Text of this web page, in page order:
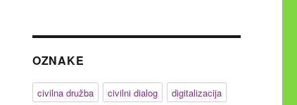
OZNAKE
civilna družba civilni dialog
digitalizacija